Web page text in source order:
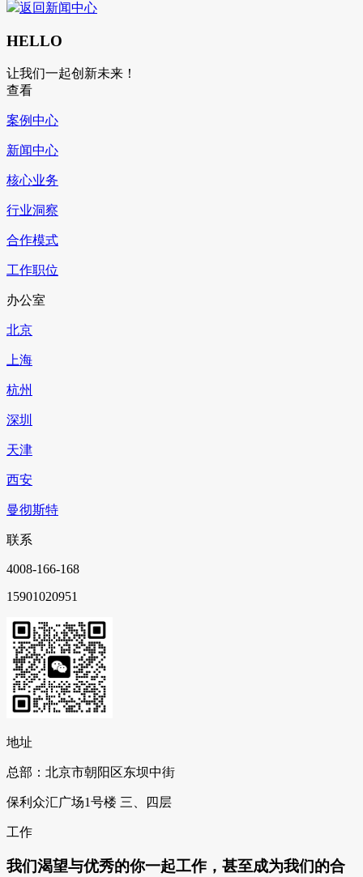
返回新闻中心
HELLO
让我们一起创新未来！
查看
案例中心
新闻中心
核心业务
行业洞察
合作模式
工作职位
办公室
北京
上海
杭州
深圳
天津
西安
曼彻斯特
联系
4008-166-168
15901020951
地址
总部：北京市朝阳区东坝中街
保利众汇广场1号楼 三、四层
工作
我们渴望与优秀的你一起工作，甚至成为我们的合